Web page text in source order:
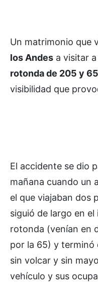
Un matrimonio que
los Andes a visitar
rotonda de 205 y 65
visibilidad que
El accidente se dio
mañana cuando un
el que viajaban dos
siguió de largo en
rotonda (venían en
por la 65) y terminó
sin volcar y sin
vehículo y sus